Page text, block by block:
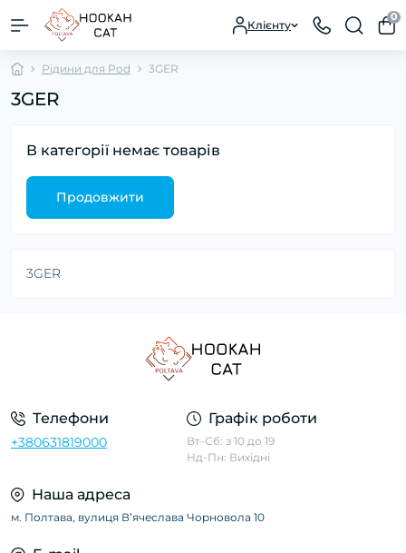
Клієнту
0
Рідини для Pod 3GER
3GER
В категорії немає товарів
Продовжити
3GER
Телефони
+380631819000
Графік роботи
Вт-Сб: з 10 до 19
Нд-Пн: Вихідні
Наша адреса
м. Полтава, вулиця Вʼячеслава Чорновола 10